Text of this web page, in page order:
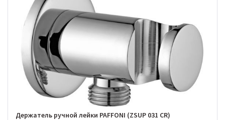
Держатель ручной лейки PAFFONI (ZSUP 031 CR)